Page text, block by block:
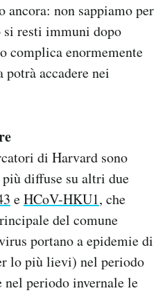
non sappiamo per
si resti immuni dopo
complica enormemente
accadere nei
di Harvard sono
diffuse su altri due
eHCoV-HKU1, che
del comune
portano a epidemie di
lo più lievi) nel periodo
periodo invernale le